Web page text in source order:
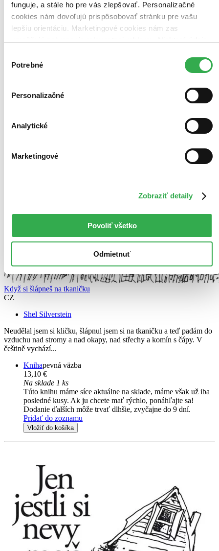
funguje, a stále ho pre vás zlepšovať. Personalizačné
cookies nám dovoľujú prispôsobovať stránku pre vašu
lepšiu orientáciu. Marketingové cookies nám zas
keby sme mohli používať všetky tieto cookies. Ďakujeme!
súhlasu
Potrebné
Personalizačné
Analytické
Marketingové
Zobraziť detaily
Povoliť všetko
Odmietnuť
Když si šlápneš na tkaničku
CZ
Shel Silverstein
Neudělal jsem si kličku, šlápnul jsem si na tkaničku a teď padám do
vzduchu nad stromy a nad okapy, nad střechy a komín s čápy. V
češtině vychází...
Knihapevná väzba
13,10 €
Na sklade 1 ks
Túto knihu máme síce aktuálne na sklade, máme však už iba
posledné kusy. Ak ju chcete mať rýchlo, ponáhľajte sa!
Dodanie ďalších môže trvať dlhšie, zvyčajne do 9 dní.
Pridať do zoznamu
Vložiť do košíka